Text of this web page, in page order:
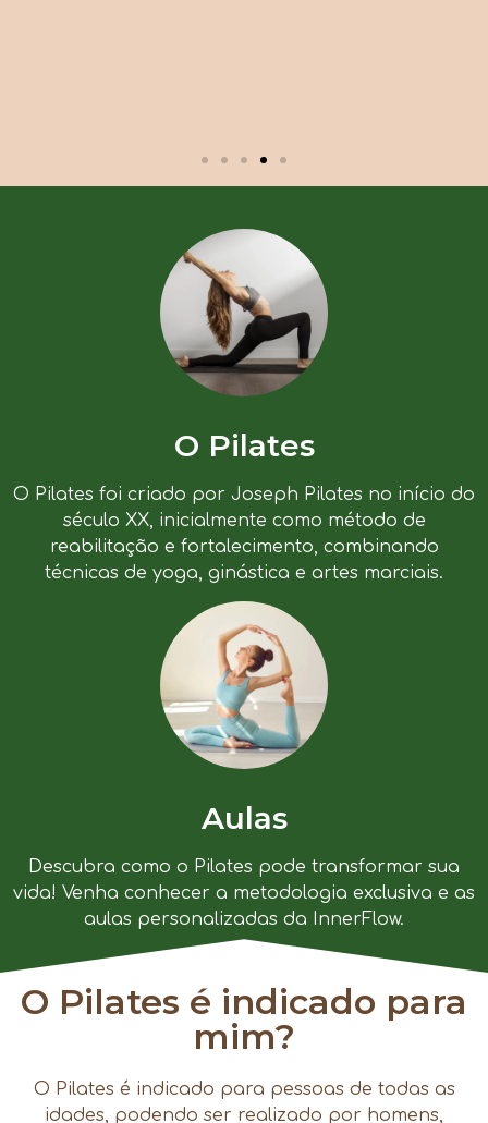
O Pilates
O Pilates foi criado por Joseph Pilates no início do
século XX, inicialmente como método de
reabilitação e fortalecimento, combinando
técnicas de yoga, ginástica e artes marciais.
Aulas
Descubra como o Pilates pode transformar sua
vida! Venha conhecer a metodologia exclusiva e as
aulas personalizadas da InnerFlow.
O Pilates é indicado para
mim?
O Pilates é indicado para pessoas de todas as
idades, podendo ser realizado por homens,